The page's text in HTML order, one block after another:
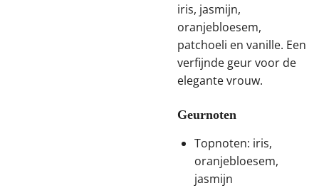
iris, jasmijn,
oranjebloesem,
patchoeli en vanille. Een
verfijnde geur voor de
elegante vrouw.
Geurnoten
Topnoten: iris,
oranjebloesem,
jasmijn